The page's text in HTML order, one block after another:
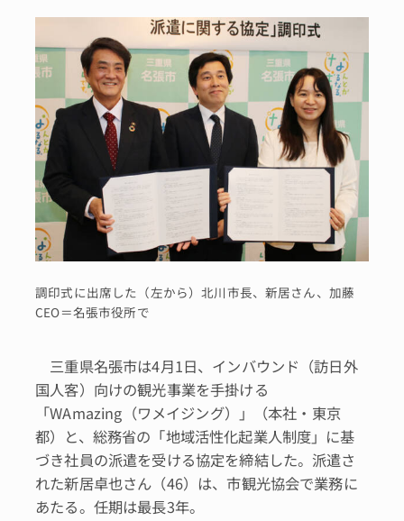
調印式に出席した（左から）北川市長、新居さん、加藤
CEO＝名張市役所で
三重県名張市は4月1日、インバウンド（訪日外
国人客）向けの観光事業を手掛ける
「WAmazing（ワメイジング）」（本社・東京
都）と、総務省の「地域活性化起業人制度」に基
づき社員の派遣を受ける協定を締結した。派遣さ
れた新居卓也さん（46）は、市観光協会で業務に
あたる。任期は最長3年。